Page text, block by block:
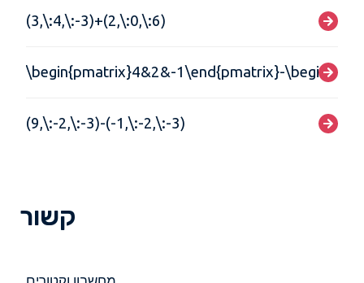
(3,\:4,\:-3)+(2,\:0,\:6)
\begin{pmatrix}4&2&-1\end{pmatrix}-
(9,\:-2,\:-3)-(-1,\:-2,\:-3)
קשור